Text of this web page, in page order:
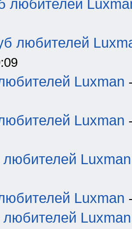
любителей
любителей
Luxman
Luxman
Luxman
Luxman
Luxman